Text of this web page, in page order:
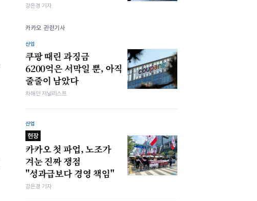
강은경 기자
카카오 관련기사
산업
쿠팡 때린 과징금
6200억은 서막일 뿐, 아직
줄줄이 남았다
차해인 저널리스트
산업
현장
카카오 첫 파업, 노조가
겨눈 진짜 쟁점
"성과급보다 경영 책임"
강은경 기자